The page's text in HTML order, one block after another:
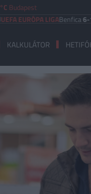
Budapest
LIGABenfica6-1Heart
KALKULÁTOR